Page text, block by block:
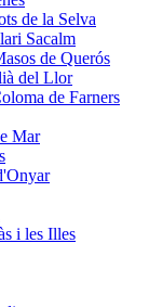
de la Selva
Sacalm
de Querós
del Llor
de Farners
Mar
i les Illes